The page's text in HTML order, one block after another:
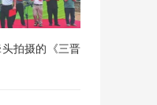
拍摄的《三晋